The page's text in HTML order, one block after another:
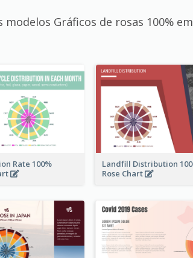
modelos Gráficos de rosas 100%
Rate 100%
Landfill Distribution
Rose Chart